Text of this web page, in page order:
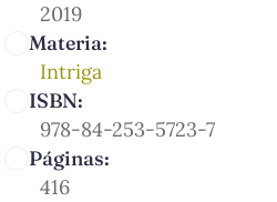
2019
Materia:
Intriga
ISBN:
978-84-253-5723-7
Páginas:
416